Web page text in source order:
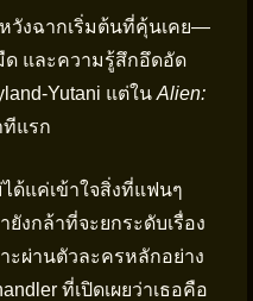
วังฉากเริ่มต้นที่คุ้นเคย—
ด และความรู้สึกอึดอัด
Yutani แต่ใน Alien:
แรก
ด้แค่เข้าใจสิ่งที่แฟนๆ
งกล้าที่จะยกระดับเรื่อง
ะผ่านตัวละครหลักอย่าง
ที่เปิดเผยว่าเธอคือ